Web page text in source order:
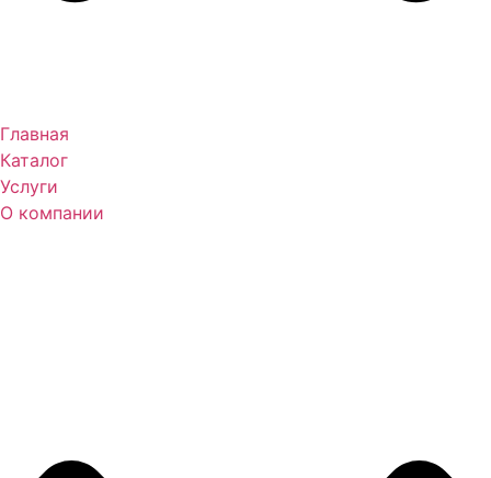
Главная
Каталог
Услуги
О компании